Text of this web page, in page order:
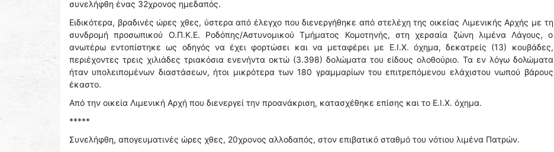
συνελήφθη ένας 32χρονος ημεδαπός.
Ειδικότερα, βραδινές ώρες χθες, ύστερα από έλεγχο που διενεργήθηκε από στελέχη της οικείας Λιμενικής Αρχής με τη
συνδρομή προσωπικού Ο.Π.Κ.Ε. Ροδόπης/Αστυνομικού Τμήματος Κομοτηνής, στη χερσαία ζώνη λιμένα Λάγους, ο
ανωτέρω εντοπίστηκε ως οδηγός να έχει φορτώσει και να μεταφέρει με Ε.Ι.Χ. όχημα, δεκατρείς (13) κουβάδες,
περιέχοντες τρεις χιλιάδες τριακόσια ενενήντα οκτώ (3.398) δολώματα του είδους ολοθούριο. Τα εν λόγω δολώματα
ήταν υπολειπομένων διαστάσεων, ήτοι μικρότερα των 180 γραμμαρίων του επιτρεπόμενου ελάχιστου νωπού βάρους
έκαστο.
Από την οικεία Λιμενική Αρχή που διενεργεί την προανάκριση, κατασχέθηκε επίσης και το Ε.Ι.Χ. όχημα.
*****
Συνελήφθη, απογευματινές ώρες χθες, 20χρονος αλλοδαπός, στον επιβατικό σταθμό του νότιου λιμένα Πατρών.